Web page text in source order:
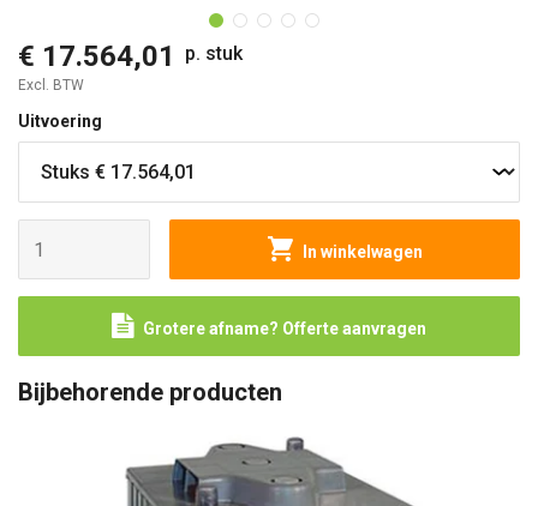
€ 17.564,01 p. stuk
Excl. BTW
Uitvoering
In winkelwagen
Grotere afname? Offerte aanvragen
Bijbehorende producten